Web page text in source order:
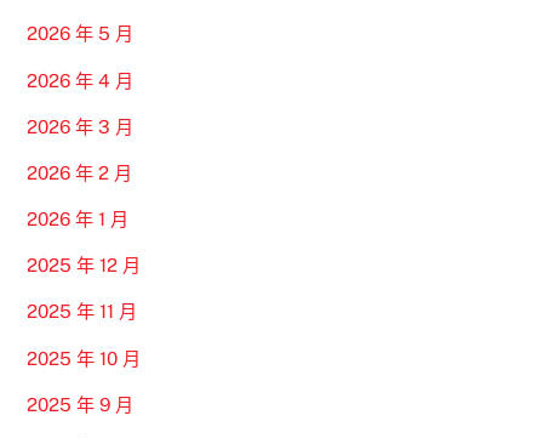
2026 年 5 月
2026 年 4 月
2026 年 3 月
2026 年 2 月
2026 年 1 月
2025 年 12 月
2025 年 11 月
2025 年 10 月
2025 年 9 月